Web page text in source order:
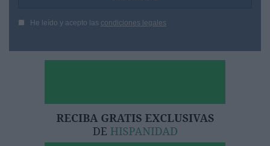
He leído y acepto las condiciones legales